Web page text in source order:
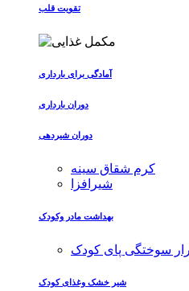
تقویت قلب
آمادگی برای بارداری
دوران بارداری
دوران شیردهی
کرم شقاق سینه
شیرافزا
بهداشت مادر وکودک
سوختگی پای کودک
شیر خشک وغذای کودک